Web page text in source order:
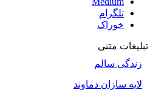
تلگرام
خوراک
تبلیغات متنی
زندگی سالم
لایه سازان دماوند